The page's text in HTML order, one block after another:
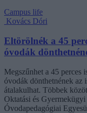
Campus life
Kovács Dóri
Eltörölnék a 45
óvodák
Megszűnhet a 45 perces
óvodák dönthetnének az
átalakulhat. Többek
Oktatási és
Óvodapedagógiai